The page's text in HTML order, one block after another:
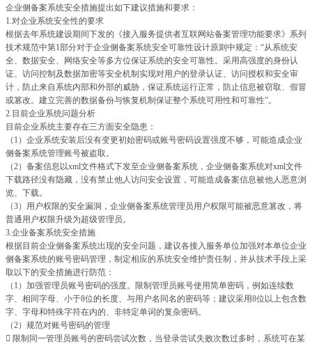
企业侧备案系统安全措施提出如下建议措施和要求：
1.对企业系统安全性的要求
根据去年系统建设期间下发的《接入服务提供者互联网站备案管理功能要求》系列
技术规范中第1部分对于企业侧备案系统安全可靠性设计原则中规定：“从系统安
全、数据安全、网络安全等多方位保证系统的安全可靠性。采用高强度的身份认
证、访问控制及数据加密等安全机制实现对用户的登录认证、访问授权和安全审
计，防止来自系统内部和外部的威胁，保证系统运行正常，防止信息被窃取、假冒
或篡改。建立完善的数据备份与恢复机制保证整个系统可用性和可靠性”。
2.目前企业系统问题分析
目前企业系统主要存在三方面安全隐患：
（1）企业系统安装后没有变更初始密码或账号密码设置强度不够，可能造成企业
侧备案系统管理账号被盗取。
（2）备案信息以xml文件格式下发至企业侧备案系统，企业侧备案系统对xml文件
下载路径没有隐藏，没有禁止他人访问安全设置，可能造成备案信息被他人恶意浏
览、下载。
（3）用户权限的安全漏洞，企业侧备案系统管理员用户权限可能被恶意篡改，将
普通用户权限升级为超级管理员。
3.企业备案系统安全措施
根据目前企业侧备案系统出现的安全问题，建议各接入服务单位加强对本单位企业
侧备案系统的账号密码管理，制定相应的系统安全维护责任制，并从技术手段上采
取以下的安全措施进行防范：
（1）加强管理员账号密码的强度。限制管理员账号使用简单密码，例如连续数
字、相同字母、小于8位的长度、与用户名同名的密码等；建议采用8位以上包含数
字、字母和特殊字符在内的、非特定单词的复杂密码。
（2）规范对账号密码的管理
 限制同一管理员账号的密码尝试次数，当登录尝试失败次数过多时，系统可在某